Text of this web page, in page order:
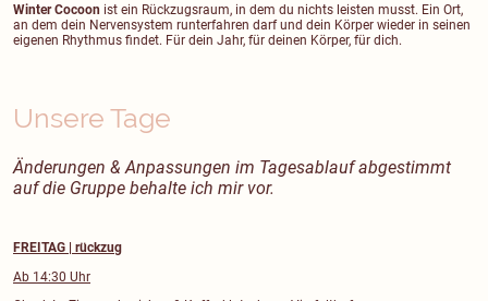
Winter Cocoon ist ein Rückzugsraum, in dem du nichts leisten musst. Ein Ort,
an dem dein Nervensystem runterfahren darf und dein Körper wieder in seinen
eigenen Rhythmus findet. Für dein Jahr, für deinen Körper, für dich.
Unsere Tage
Änderungen & Anpassungen im Tagesablauf abgestimmt
auf die Gruppe behalte ich mir vor.
FREITAG | rückzug
Ab 14:30 Uhr